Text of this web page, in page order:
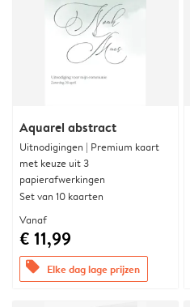
Aquarel abstract
Uitnodigingen | Premium kaart
met keuze uit 3
papierafwerkingen
Set van 10 kaarten
Vanaf
€ 11,99
offers Elke dag lage prijzen